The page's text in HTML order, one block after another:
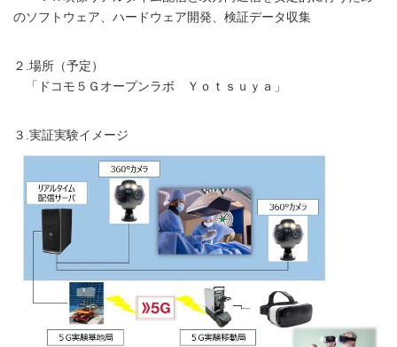
のソフトウェア、ハードウェア開発、検証データ収集
２.場所（予定）
「ドコモ５Ｇオープンラボ Ｙｏｔｓｕｙａ」
３.実証実験イメージ